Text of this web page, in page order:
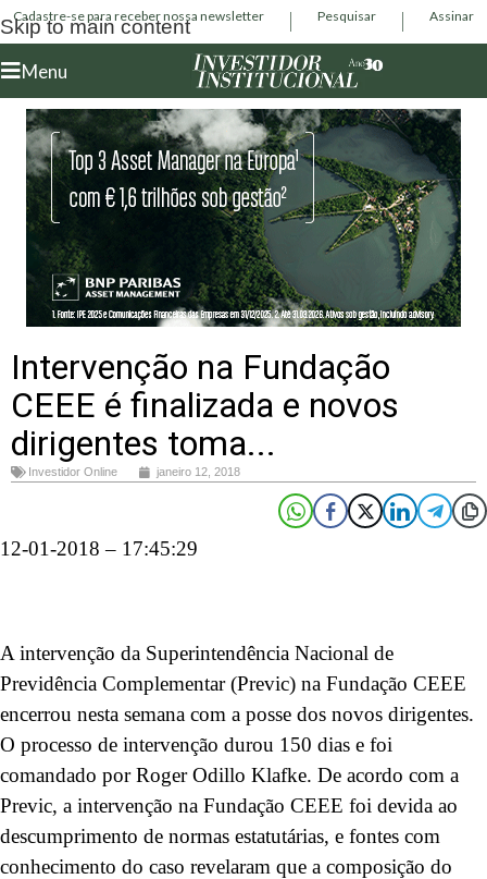
Skip to main content
Cadastre-se para receber nossa newsletter Pesquisar Assinar
Menu
Intervenção na Fundação
CEEE é finalizada e novos
dirigentes toma...
Investidor Online janeiro 12, 2018
12-01-2018 – 17:45:29
A intervenção da Superintendência Nacional de
Previdência Complementar (Previc) na Fundação CEEE
encerrou nesta semana com a posse dos novos dirigentes.
O processo de intervenção durou 150 dias e foi
comandado por Roger Odillo Klafke. De acordo com a
Previc, a intervenção na Fundação CEEE foi devida ao
descumprimento de normas estatutárias, e fontes com
conhecimento do caso revelaram que a composição do